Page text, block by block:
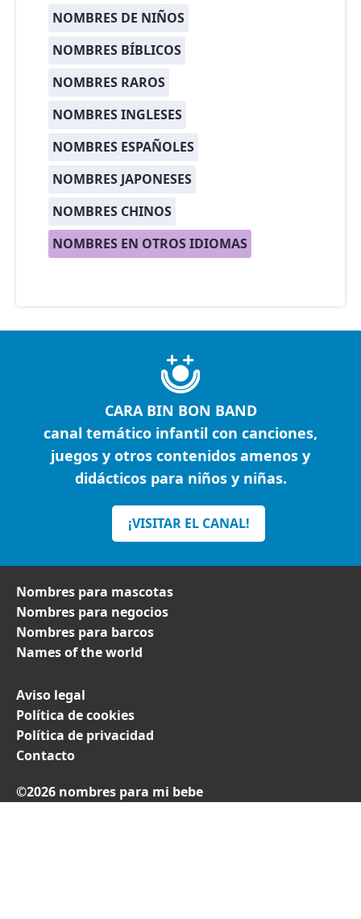
NOMBRES DE NIÑOS
NOMBRES BÍBLICOS
NOMBRES RAROS
NOMBRES INGLESES
NOMBRES ESPAÑOLES
NOMBRES JAPONESES
NOMBRES CHINOS
NOMBRES EN OTROS IDIOMAS
CARA BIN BON BAND
canal temático infantil con canciones,
juegos y otros contenidos amenos y
didácticos para niños y niñas.
¡VISITAR EL CANAL!
Nombres para mascotas
Nombres para negocios
Nombres para barcos
Names of the world
Aviso legal
Política de cookies
Política de privacidad
Contacto
©2026 nombres para mi bebe